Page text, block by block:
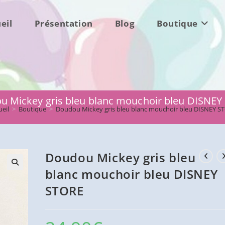
Présentation Blog Boutique
Mickey gris bleu blanc mouchoir bleu DISNEY
> Boutique > Doudou Mickey gris bleu blanc mouchoir bleu DISNEY
Doudou Mickey gris bleu
blanc mouchoir bleu DISNEY
STORE